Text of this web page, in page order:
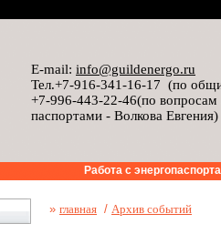
E-mail: info@guildenergo.ru
Тел.+7-916-341-16-17 (по
+7-996-443-22-46(по
паспортами - Волкова Евгения)
Работа с
» главная / Архив событий